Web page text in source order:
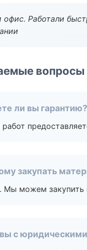
офис. Работали
вопросы
ли вы гарантию?
закупать
Мы можем
с